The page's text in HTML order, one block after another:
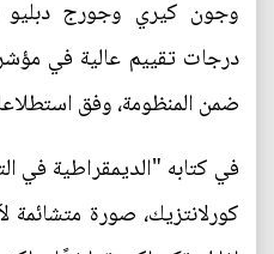
وجون كيري وجورج دبليو
درجات تقييم عالية في
ضمن المنظومة، وفق
في كتابه "الديمقراطية في
كورلانتزيك، صورة متشائمة